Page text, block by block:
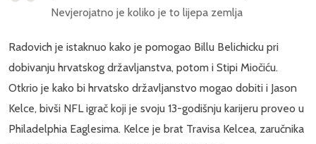
Nevjerojatno je koliko je to lijepa zemlja
Radovich je istaknuo kako je pomogao Billu Belichicku pri
dobivanju hrvatskog državljanstva, potom i Stipi Miočiću.
Otkrio je kako bi hrvatsko državljanstvo mogao dobiti i Jason
Kelce, bivši NFL igrač koji je svoju 13-godišnju karijeru proveo u
Philadelphia Eaglesima. Kelce je brat Travisa Kelcea, zaručnika